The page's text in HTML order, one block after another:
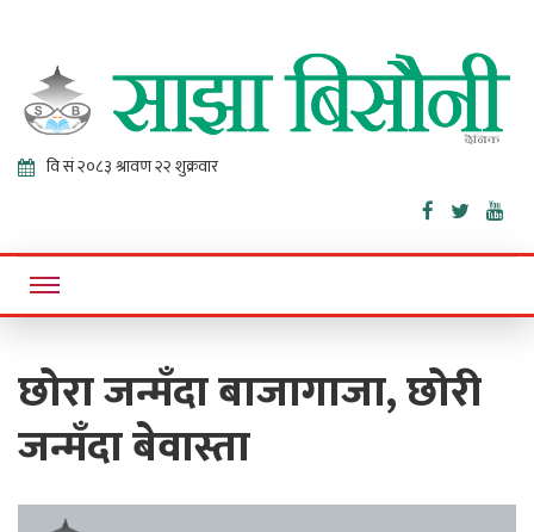
Sajha
Bisaunee
Online News Portal
छोरा जन्मँदा बाजागाजा, छोरी
जन्मँदा बेवास्ता